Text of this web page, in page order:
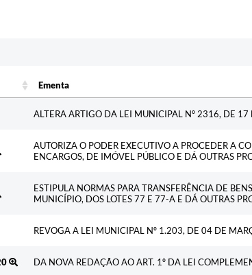
Ementa
ALTERA ARTIGO DA LEI MUNICIPAL Nº 2316, DE
AUTORIZA O PODER EXECUTIVO A PROCEDER A
ENCARGOS, DE IMÓVEL PÚBLICO E DÁ OUTRAS
ESTIPULA NORMAS PARA TRANSFERÊNCIA DE
MUNICÍPIO, DOS LOTES 77 E 77-A E DÁ OUTRAS
REVOGA A LEI MUNICIPAL Nº 1.203, DE 04 DE
DA NOVA REDAÇÃO AO ART. 1º DA LEI